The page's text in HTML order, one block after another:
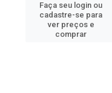
Faça seu login ou
cadastre-se para
ver preços e
comprar